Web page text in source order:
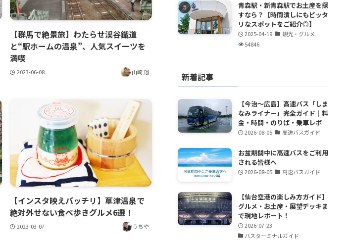
【群馬で絶景旅】わたらせ渓谷鐡道
と“駅ホームの温泉”、人気スイーツを
満喫
2023-06-08 山崎 翔
【インスタ映えバッチリ】草津温泉で
絶対外せない食べ歩きグルメ6選！
2023-03-07 うちや
青森駅・新青森駅でお土産を探
すなら？【時間潰しにもピッタ
リなスポットをご紹介◎】
2025-04-19
観光・グルメ
54846
新着記事
【今治～広島】高速バス「しま
なみライナー」完全ガイド｜料
金・時間・のりば・乗車レポ
2026-08-05 高速バスガイド
お盆期間中に高速バスをご利用
される皆様へ
2026-08-05 高速バスガイド
【仙台空港の楽しみ方ガイド】
グルメ・お土産・展望デッキま
で現地レポート！
2026-07-23
バスターミナルガイド